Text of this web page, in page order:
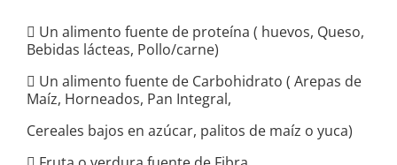
 Un alimento fuente de proteína ( huevos, Queso,
Bebidas lácteas, Pollo/carne)
 Un alimento fuente de Carbohidrato ( Arepas de
Maíz, Horneados, Pan Integral,
Cereales bajos en azúcar, palitos de maíz o yuca)